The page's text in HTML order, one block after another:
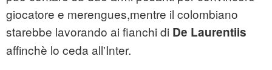
giocatore e merengues,mentre il colombiano
starebbe lavorando ai fianchi di De Laurentiis
affinchè lo ceda all'Inter.